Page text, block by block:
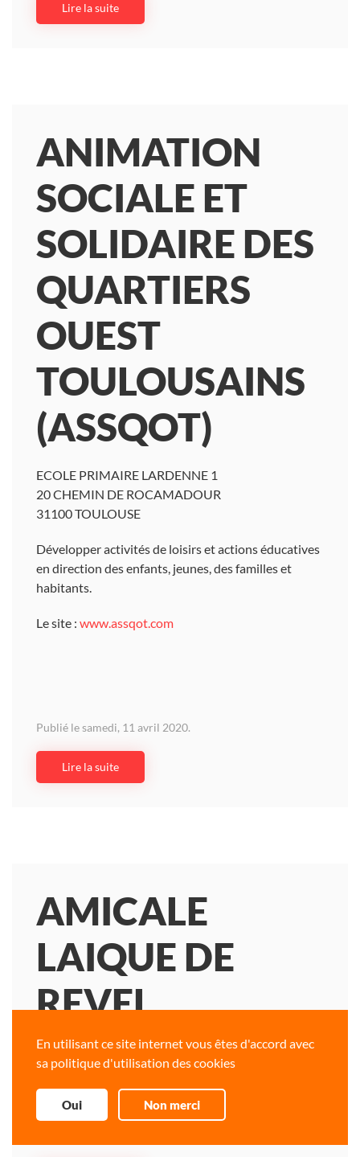
Lire la suite
ANIMATION
SOCIALE ET
SOLIDAIRE DES
QUARTIERS
OUEST
TOULOUSAINS
(ASSQOT)
ECOLE PRIMAIRE LARDENNE 1
20 CHEMIN DE ROCAMADOUR
31100 TOULOUSE
Développer activités de loisirs et actions éducatives
en direction des enfants, jeunes, des familles et
habitants.
Le site : www.assqot.com
Publié le samedi, 11 avril 2020.
Lire la suite
AMICALE
LAIQUE DE
REVEL
109 CHEMIN DE TRAVERSE
81540 SOREZE
Activités éducatives et culturelles péri scolaires.
En utilisant ce site internet vous êtes d'accord avec
sa politique d'utilisation des cookies
Oui Non merci